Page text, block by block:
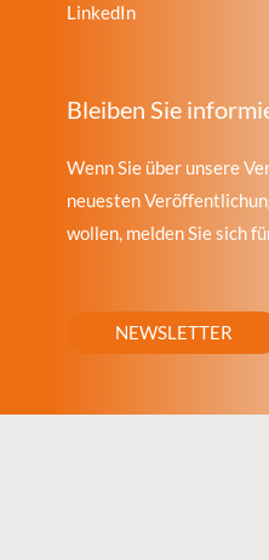
LinkedIn
Bleiben Sie
Wenn Sie über unsere
neuesten
wollen, melden Sie sich
NEWSLETTER